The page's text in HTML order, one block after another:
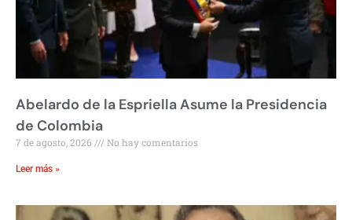
Abelardo de la Espriella Asume la Presidencia
de Colombia
7 de agosto, 2026 No hay comentarios
Leer más »